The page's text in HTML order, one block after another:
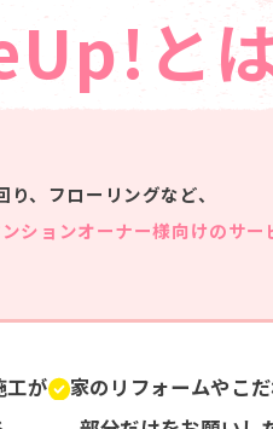
と
、フローリングなど、
ションオーナー様向けのサー
工が
家のリフォームやこ